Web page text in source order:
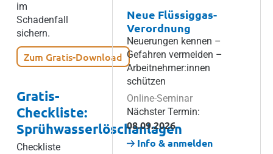
im
Schadenfall
sichern.
Zum Gratis-Download
Gratis-
Checkliste:
Sprühwasserlöschanlagen
Checkliste
Neue Flüssiggas-
Verordnung
Neuerungen kennen –
Gefahren vermeiden –
Arbeitnehmer:innen
schützen
Online-Seminar
Nächster Termin:
08.09.2026
Info & anmelden